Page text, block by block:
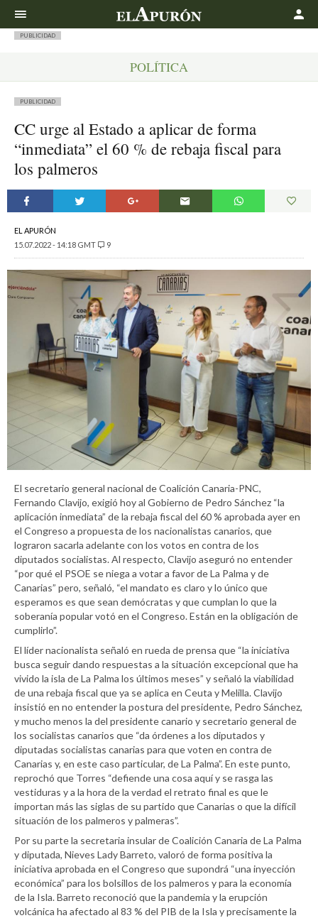
PUBLICIDAD
POLÍTICA
PUBLICIDAD
CC urge al Estado a aplicar de forma
“inmediata” el 60 % de rebaja fiscal para
los palmeros
EL APURÓN
15.07.2022 - 14:18 GMT
9
El secretario general nacional de Coalición Canaria-PNC,
Fernando Clavijo, exigió hoy al Gobierno de Pedro Sánchez “la
aplicación inmediata” de la rebaja fiscal del 60 % aprobada ayer en
el Congreso a propuesta de los nacionalistas canarios, que
lograron sacarla adelante con los votos en contra de los
diputados socialistas. Al respecto, Clavijo aseguró no entender
“por qué el PSOE se niega a votar a favor de La Palma y de
Canarias” pero, señaló, “el mandato es claro y lo único que
esperamos es que sean demócratas y que cumplan lo que la
soberanía popular votó en el Congreso. Están en la obligación de
cumplirlo”.
El líder nacionalista señaló en rueda de prensa que “la iniciativa
busca seguir dando respuestas a la situación excepcional que ha
vivido la isla de La Palma los últimos meses” y señaló la viabilidad
de una rebaja fiscal que ya se aplica en Ceuta y Melilla. Clavijo
insistió en no entender la postura del presidente, Pedro Sánchez,
y mucho menos la del presidente canario y secretario general de
los socialistas canarios que “da órdenes a los diputados y
diputadas socialistas canarias para que voten en contra de
Canarias y, en este caso particular, de La Palma”. En este punto,
reprochó que Torres “defiende una cosa aquí y se rasga las
vestiduras y a la hora de la verdad el retrato final es que le
importan más las siglas de su partido que Canarias o que la difícil
situación de los palmeros y palmeras”.
Por su parte la secretaria insular de Coalición Canaria de La Palma
y diputada, Nieves Lady Barreto, valoró de forma positiva la
iniciativa aprobada en el Congreso que supondrá “una inyección
económica” para los bolsillos de los palmeros y para la economía
de la Isla. Barreto reconoció que la pandemia y la erupción
volcánica ha afectado al 83 % del PIB de la Isla y precisamente la